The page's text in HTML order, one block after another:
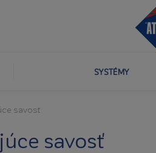
SYSTÉMY
savosť
savosť